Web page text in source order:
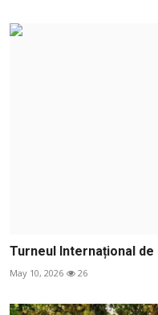
Turneul Internațional de
May 10, 2026 26